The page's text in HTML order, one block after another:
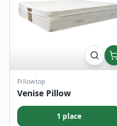
Pillowtop
Venise Pillow
1 place